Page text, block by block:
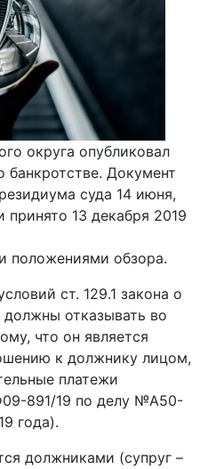
округа опубликовал
банкротстве. Документ
суда 14 июня,
13 декабря 2019
положениями обзора.
ст. 129.1 закона о
должны отказывать во
что он является
к должнику лицом,
платежи
891/19 по делу №А50-
года).
должниками (супруг –